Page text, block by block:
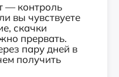
— контроль
вы чувствуете
скачки
прервать.
пару дней в
получить